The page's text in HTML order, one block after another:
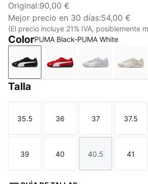
Original:90,00 €
Mejor precio en 30 días:54,00 €
(El precio incluye 21% IVA, posiblemente
ColorPUMA Black-PUMA White
PUMA Black-PUMA White
For All Time Red-
Spring
Talla
Talla
35.5
Talla
36
Talla
37
Talla
37.5
Talla
39
Talla
40
Talla
40.5
Talla
41